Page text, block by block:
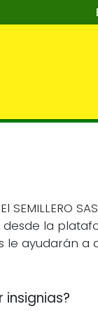
la
le ayudarán a